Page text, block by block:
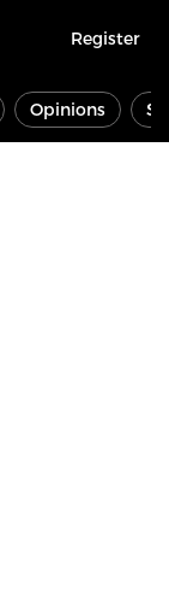
Register
Opinions